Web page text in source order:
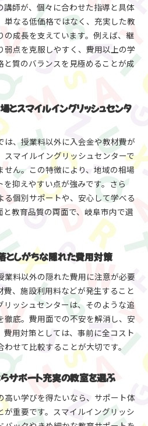
英会話が両立する理由
活かす英会話教室の学び方
る英会話教室のポイント
ランスを徹底解説
けでなく質も重視する理由
シュセンターの費用対効果を
る英会話の選び方ガイド
するためのサポート体制
室でも高い満足度を得る方法
英会話教室のポイント
岐阜市で体験する方法
ッシュセンターで体験できる英
る安心の英会話教室の実際
視の英会話体験で学びを実感
を選ぶ際の費用比較ポイント
しめる英会話体験のすすめ
ンス重視の英会話教室選び
した英会話レッスンの魅力
クで成長を実感できる英会話レ
トによる英会話指導の安心感
ッシュセンターのフィードバッ
ッスンとグループの違い
講師が、個々に合わせた指導と具体
単なる低価格ではなく、充実した教
成長を支えています。例えば、継
弱点を克服しやすく、費用以上の学
質のバランスを見極めることが成
スマイルイングリッシュセンタ
は、授業料以外に入会金や教材費が
スマイルイングリッシュセンターで
せん。この特徴により、地域の相場
抑えやすい点が強みです。さら
個別サポートや、安心して学べる
教育品質の両面で、岐阜市内で選
としがちな隠れた費用対策
業料以外の隠れた費用に注意が必要
、施設利用料などが発生すること
リッシュセンターは、そのような追
徹底。費用面での不安を解消し、安
用対策としては、事前に全コスト
わせて比較することが大切です。
サポート充実の教室を選ぶ
高い学びを得たいなら、サポート体
重要です。スマイルイングリッシ